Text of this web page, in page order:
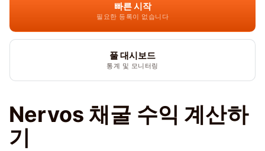
빠른 시작
필요한 등록이 없습니다
풀 대시보드
통계 및 모니터링
Nervos 채굴 수익 계산하
기